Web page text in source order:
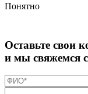
Понятно
Оставьте свои
и мы свяжемся